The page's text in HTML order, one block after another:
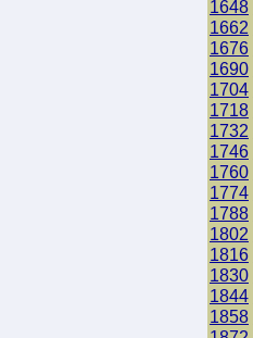
1648
1662
1676
1690
1704
1718
1732
1746
1760
1774
1788
1802
1816
1830
1844
1858